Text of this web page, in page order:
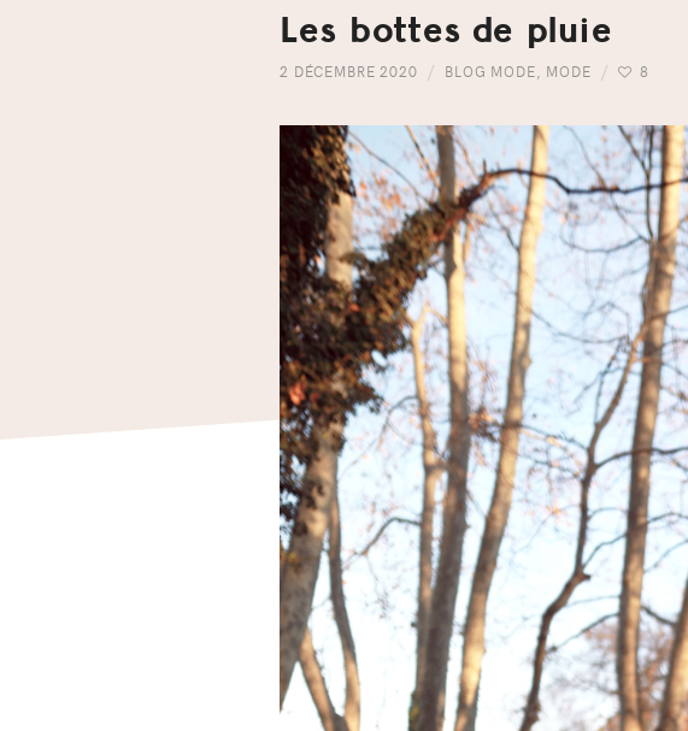
Les bottes de pluie
2 DÉCEMBRE 2020 BLOG MODE MODE 8